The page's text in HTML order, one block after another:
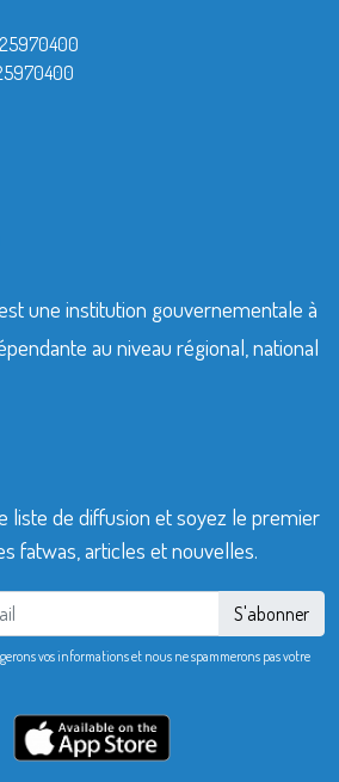
une institution gouvernementale à
au niveau régional, national
liste de diffusion et soyez le premier
fatwas, articles et nouvelles.
S'abonner
vos informations et nous ne spammerons pas votre